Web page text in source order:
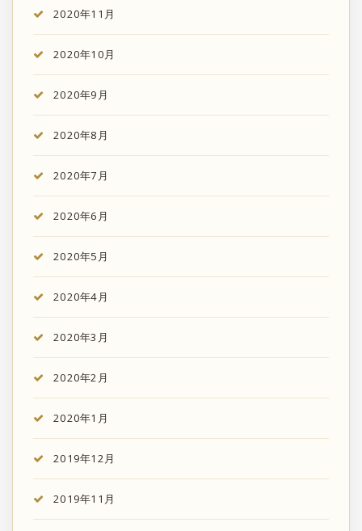
2020年11月
2020年10月
2020年9月
2020年8月
2020年7月
2020年6月
2020年5月
2020年4月
2020年3月
2020年2月
2020年1月
2019年12月
2019年11月